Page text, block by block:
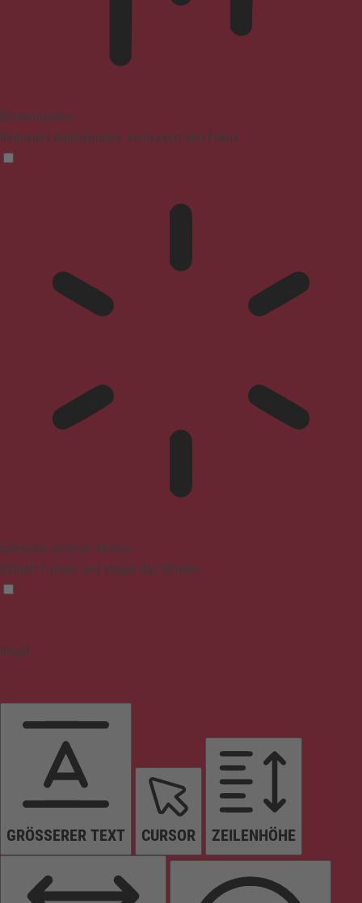
Blindenmodus
Reduziert Ablenkungen, verbessert den Fokus
Epilepsie-sicherer Modus
Dämpft Farben und stoppt das Blinken
Inhalt
GRÖSSERER TEXT CURSOR ZEILENHÖHE